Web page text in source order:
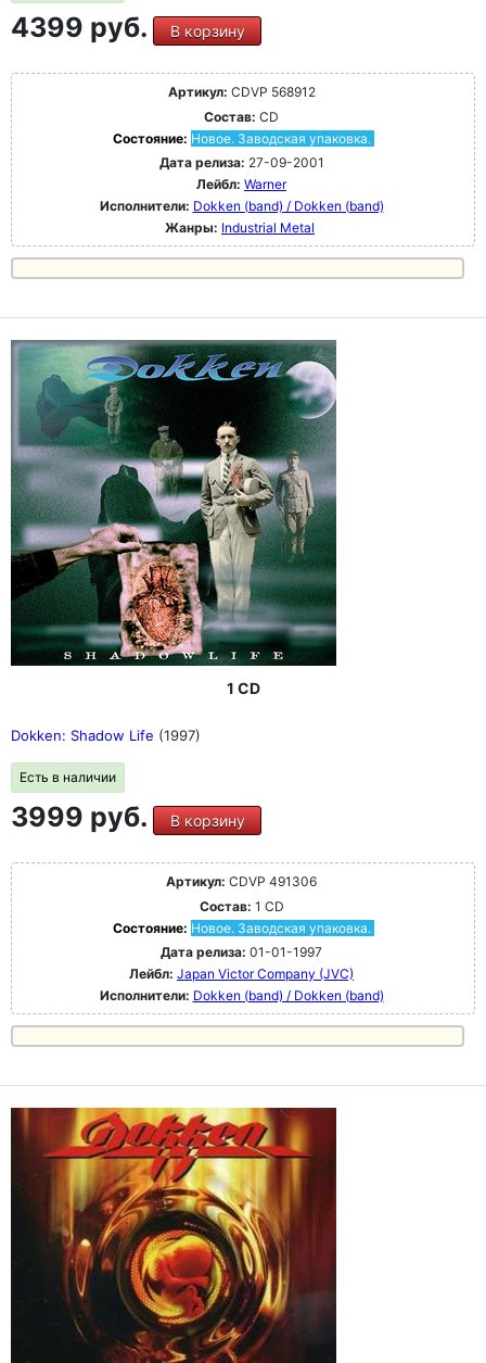
4399 руб. В корзину
Артикул: CDVP 568912
Состав: CD
Состояние: Новое. Заводская упаковка.
Дата релиза: 27-09-2001
Лейбл: Warner
Исполнители: Dokken (band) / Dokken (band)
Жанры: Industrial Metal
1 CD
Dokken: Shadow Life (1997)
Есть в наличии
3999 руб. В корзину
Артикул: CDVP 491306
Состав: 1 CD
Состояние: Новое. Заводская упаковка.
Дата релиза: 01-01-1997
Лейбл: Japan Victor Company (JVC)
Исполнители: Dokken (band) / Dokken (band)